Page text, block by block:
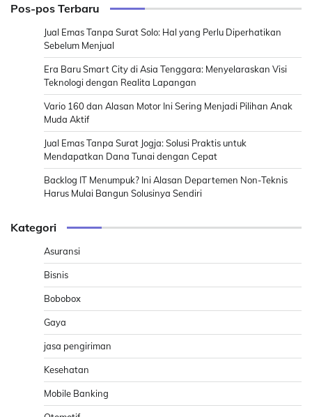
Pos-pos Terbaru
Jual Emas Tanpa Surat Solo: Hal yang Perlu Diperhatikan
Sebelum Menjual
Era Baru Smart City di Asia Tenggara: Menyelaraskan Visi
Teknologi dengan Realita Lapangan
Vario 160 dan Alasan Motor Ini Sering Menjadi Pilihan Anak
Muda Aktif
Jual Emas Tanpa Surat Jogja: Solusi Praktis untuk
Mendapatkan Dana Tunai dengan Cepat
Backlog IT Menumpuk? Ini Alasan Departemen Non-Teknis
Harus Mulai Bangun Solusinya Sendiri
Kategori
Asuransi
Bisnis
Bobobox
Gaya
jasa pengiriman
Kesehatan
Mobile Banking